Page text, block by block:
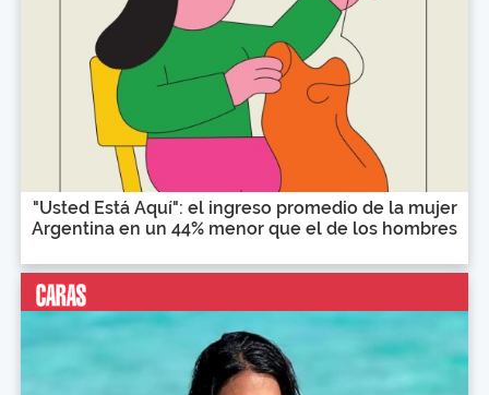
"Usted Está Aquí": el ingreso promedio de la mujer
Argentina en un 44% menor que el de los hombres